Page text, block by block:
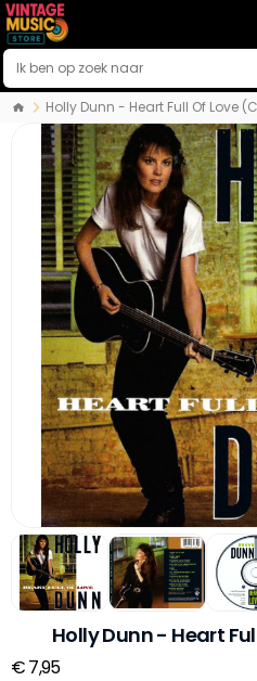
Holly Dunn - Heart Full Of Love
Holly Dunn - Heart
€ 7,95